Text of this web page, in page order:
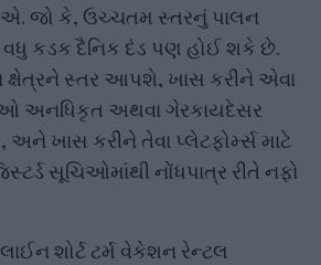
જો કે, ઉચ્ચતમ સ્તરનું પાલન
વધુ કડક દૈનિક દંડ પણ હોઈ શકે છે.
સ્તર આપશે, ખાસ કરીને એવા
અનધિકૃત અથવા ગેરકાયદેસર
ખાસ કરીને તેવા પ્લેટફોર્મ્સ માટે
સૂચિઓમાંથી નોંધપાત્ર રીતે નફો
શોર્ટ ટર્મ વેકેશન રેન્ટલ